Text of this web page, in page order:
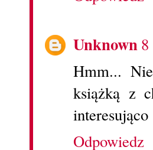
Unknown
Hmm...
książką z
Odpowiedz